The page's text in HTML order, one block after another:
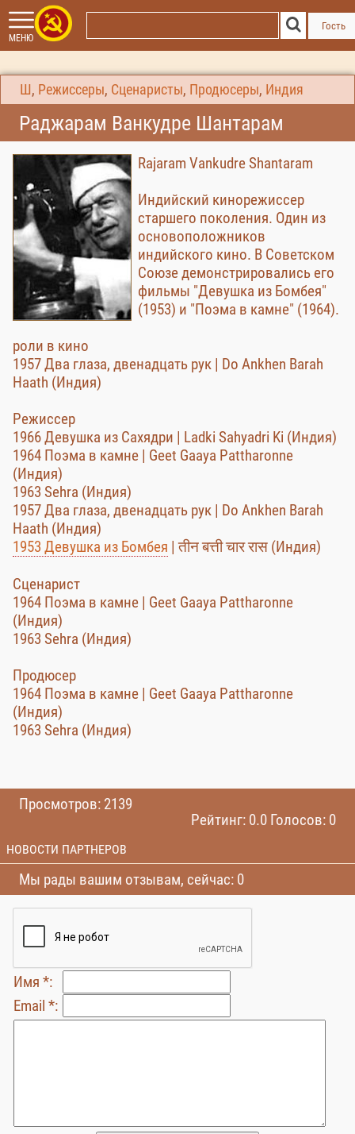
МЕНЮ
Гость
Ш , Режиссеры, Сценаристы, Продюсеры, Индия
Раджарам Ванкудре Шантарам
Rajaram Vankudre Shantaram
Индийский кинорежиссер
cтаршего поколения. Один из
основоположников
индийского кино. В Советском
Союзе демонстрировались его
фильмы "Девушка из Бомбея"
(1953) и "Поэма в камне" (1964).
роли в кино
1957 Два глаза, двенадцать рук | Do Ankhen Barah
Haath (Индия)
Режиссер
1966 Девушка из Сахядри | Ladki Sahyadri Ki (Индия)
1964 Поэма в камне | Geet Gaaya Pattharonne
(Индия)
1963 Sehra (Индия)
1957 Два глаза, двенадцать рук | Do Ankhen Barah
Haath (Индия)
1953 Девушка из Бомбея | तीन बत्ती चार रास (Индия)
Сценарист
1964 Поэма в камне | Geet Gaaya Pattharonne
(Индия)
1963 Sehra (Индия)
Продюсер
1964 Поэма в камне | Geet Gaaya Pattharonne
(Индия)
1963 Sehra (Индия)
Просмотров: 2139
Рейтинг: 0.0 Голосов: 0
НОВОСТИ ПАРТНЕРОВ
Мы рады вашим отзывам, сейчас: 0
Имя *:
Email *: